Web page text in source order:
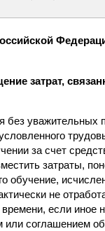
затрат,
без уважительных
за счет
затраты,
обучение,
не
если иное
или соглашением